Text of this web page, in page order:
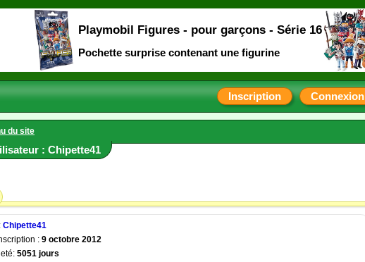
Inscription Connexion
du site
: Chipette41
Chipette41
: 9 octobre 2012
5051 jours
Playmobil Figures - pour garçons - Série 16
Pochette surprise contenant une figurine